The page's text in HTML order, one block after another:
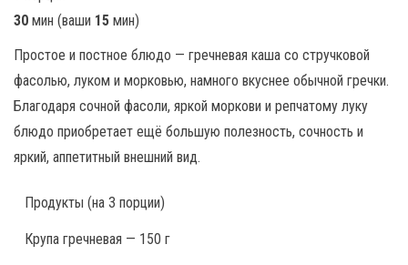
30 мин (ваши 15 мин)
Простое и постное блюдо — гречневая каша со стручковой
фасолью, луком и морковью, намного вкуснее обычной гречки.
Благодаря сочной фасоли, яркой моркови и репчатому луку
блюдо приобретает ещё большую полезность, сочность и
яркий, аппетитный внешний вид.
Продукты (на 3 порции)
Крупа гречневая — 150 г